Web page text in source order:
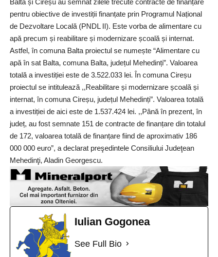
Balta și Cireșu au semnat zilele trecute contracte de finanțare
pentru obiective de investiții finanțate prin Programul Național
de Dezvoltare Locală (PNDL II). Este vorba de alimentare cu
apă precum și reabilitare și modernizare școală și internat.
Astfel, în comuna Balta proiectul se numește “Alimentare cu
apă în sat Balta, comuna Balta, județul Mehedinți”. Valoarea
totală a investiției este de 3.522.033 lei. În comuna Cireșu
proiectul se intitulează ,,Reabilitare și modernizare școală și
internat, în comuna Cireșu, județul Mehedinți”. Valoarea totală
a investiției de aici este de 1.537.424 lei. ,,Până în prezent, în
județ, au fost semnate 151 de contracte de finanțare din totalul
de 172, valoarea totală de finanțare fiind de aproximativ 186
000 000 euro”, a declarat preşedintele Consiliului Judeţean
Mehedinţi, Aladin Georgescu.
Iulian Gogonea
See Full Bio